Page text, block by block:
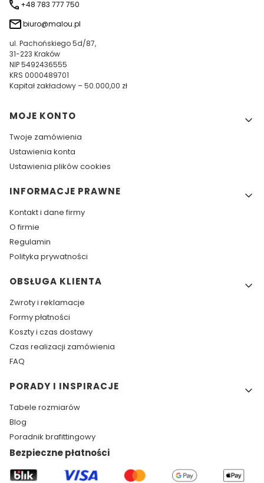
+48 783 777 750
biuro@malou.pl
ul. Pachońskiego 5d/87,
31-223 Kraków
NIP 5492436555
KRS 0000489701
Kapitał zakładowy – 50.000,00 zł
Linki w stopce
MOJE KONTO
Twoje zamówienia
Ustawienia konta
Ustawienia plików cookies
INFORMACJE PRAWNE
Kontakt i dane firmy
O firmie
Regulamin
Polityka prywatności
OBSŁUGA KLIENTA
Zwroty i reklamacje
Formy płatności
Koszty i czas dostawy
Czas realizacji zamówienia
FAQ
PORADY I INSPIRACJE
Tabele rozmiarów
Blog
Poradnik brafittingowy
Bezpieczne płatności